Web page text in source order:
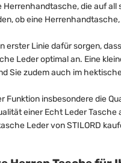
die auf
ob eine
erster Linie dafür sorgen,
Leder optimal an. Eine
Sie zudem auch im
Funktion insbesondere die
einer Echt Leder
Leder von STILORD